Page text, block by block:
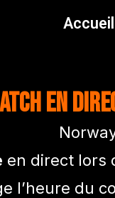
Accueil
en
en direct lors
l’heure du